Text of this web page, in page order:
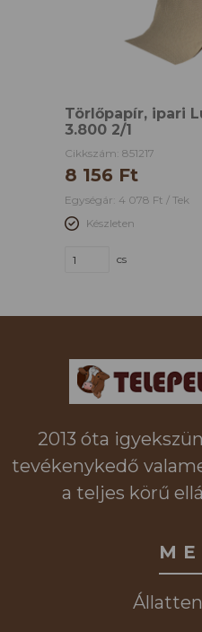
Törlőpapír, ipari
3.800 2/1
Cikkszám: 851217
8 156 Ft
Egységár: 4 078 Ft / Tek
Készleten
cs
2013 óta
tevékenykedő
a teljes körű